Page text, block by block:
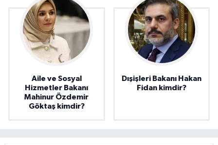
Aile ve Sosyal
Hizmetler Bakanı
Mahinur Özdemir
Göktaş kimdir?
Dışişleri Bakanı Hakan
Fidan kimdir?